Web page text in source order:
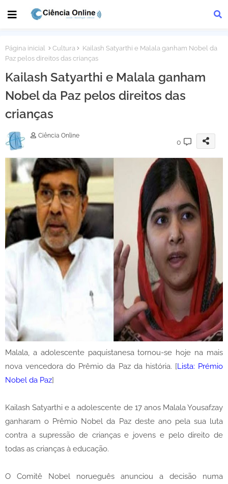
Página inicial Cultura
Kailash Satyarthi e Malala ganham Nobel da
Paz pelos direitos das crianças
Kailash Satyarthi e Malala ganham
Nobel da Paz pelos direitos das
crianças
Ciência Online
0
Malala, a adolescente paquistanesa tornou-se hoje na mais
nova vencedora do Prêmio da Paz da história. [Lista: Prémio
Nobel da Paz]
Kailash Satyarthi e a adolescente de 17 anos Malala Yousafzay
ganharam o Prêmio Nobel da Paz deste ano pela sua luta
contra a supressão de crianças e jovens e pelo direito de
todas as crianças à educação.
O Comitê Nobel norueguês anunciou a decisão numa